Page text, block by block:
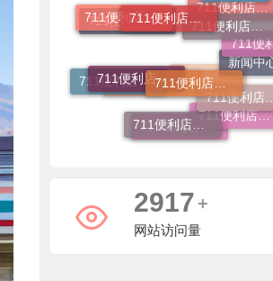
711便利店利润分成模式
行业新闻
711便利店加盟费用
711便利店加盟费及条件
711便利店投资金额
711便利店加盟费用明细
新闻中
711便利店
711便利店开店
711便利店加盟条件
711便利店加盟官网
711便利店加盟总部
711便利
711便利店加盟费
711便利店加盟
711便利店加盟条件有哪些
6244 +
网站访问量